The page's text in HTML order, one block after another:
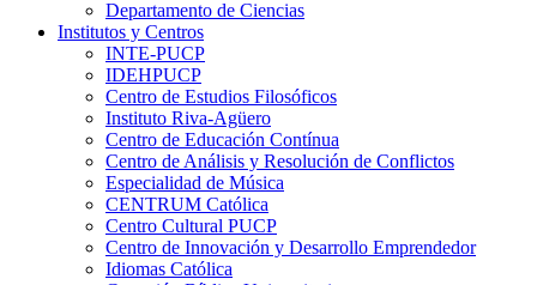
Departamento de Ciencias
Institutos y Centros
INTE-PUCP
IDEHPUCP
Centro de Estudios Filosóficos
Instituto Riva-Agüero
Centro de Educación Contínua
Centro de Análisis y Resolución de Conflictos
Especialidad de Música
CENTRUM Católica
Centro Cultural PUCP
Centro de Innovación y Desarrollo Emprendedor
Idiomas Católica